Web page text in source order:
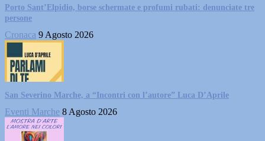
Porto Sant’Elpidio, borse schermate e profumi rubati: denunciate tre
persone
Cronaca 9 Agosto 2026
San Severino Marche, a “Incontri con l’autore” Luca D’Aprile
Eventi Marche 8 Agosto 2026